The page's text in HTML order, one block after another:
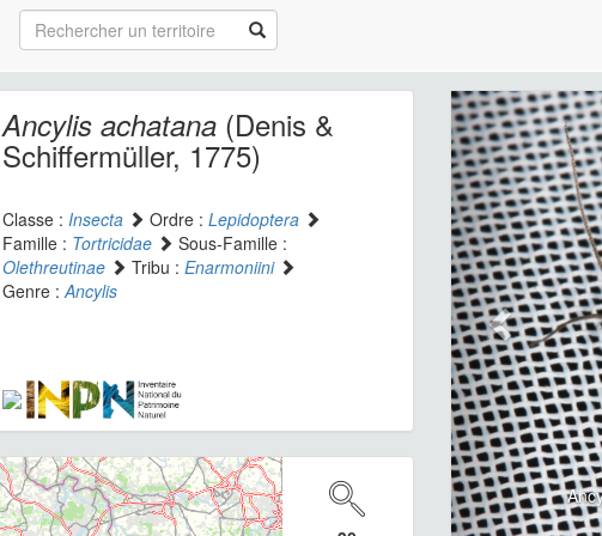
Ancylis achatana(Denis &
Schiffermüller, 1775)
Classe : Insecta Ordre : Lepidoptera
Famille : Tortricidae
Sous-Famille :
Olethreutinae
Tribu : Enarmoniini
Genre :Ancylis